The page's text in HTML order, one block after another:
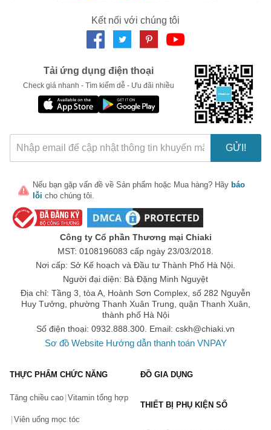
Kết nối với chúng tôi
Tải ứng dụng điện thoại
Check giá nhanh - Tìm kiếm dễ - Ưu đãi nhiều
GỬI!
Nếu bạn gặp vấn đề về Sản phẩm hoặc Mua hàng? Hãy báo
lỗi cho chúng tôi.
Công ty Cổ phần Thương mại Chiaki
MST: 0108196083 cấp ngày 23/03/2018.
Nơi cấp: Sở Kế hoạch và Đầu tư Thành Phố Hà Nội.
Người đại diện: Bà Đặng Minh Nguyệt
Địa chỉ: Tầng 3, tòa A, Hoành Sơn Complex, số 282 Nguyễn
Huy Tưởng, phường Thanh Xuân Trung, quận Thanh Xuân,
thành phố Hà Nội
Số điện thoại: 0932.888.300. Email: cskh@chiaki.vn
Sơ đồ Website Hướng dẫn thanh toán VNPAY
THỰC PHẨM CHỨC NĂNG
Tăng chiều cao Vitamin tổng hợp
Viên uống mọc tóc
ĐỒ GIA DỤNG
THIẾT BỊ PHỤ KIỆN SỐ
Mã Giảm Giá Dành Riêng Cho Bạn
Giảm ngay cho bất kỳ đơn hàng nào.
XXX-XXXX
Số lần áp dụng:
lần
Chỉ áp dụng cho gian hàng:
Ngày hết hạn:
LẤY MÃ NGAY